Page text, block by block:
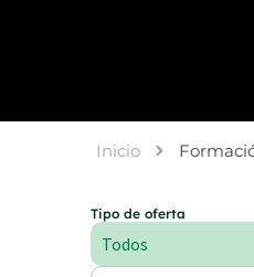
Inicio
Tipo de oferta
Todos